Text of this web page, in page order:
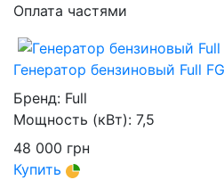
Оплата частями
Генератор бензиновый Full
Бренд: Full
Мощность (кВт): 7,5
48 000 грн
Купить